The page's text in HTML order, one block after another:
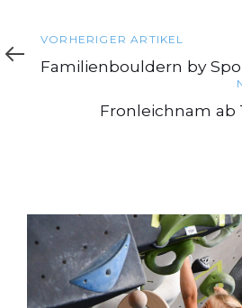
Vorheriger
Artikel
VORHERIGER ARTIKEL
Familienbouldern by
Artikel
Fronleichnam ab